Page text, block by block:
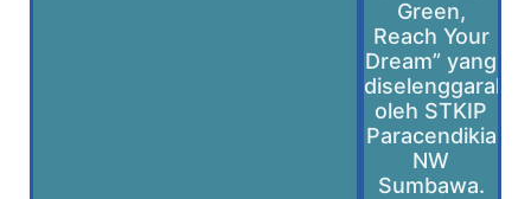
Green,
Reach Your
Dream” yang
oleh STKIP
Paracendikia
NW
Sumbawa.